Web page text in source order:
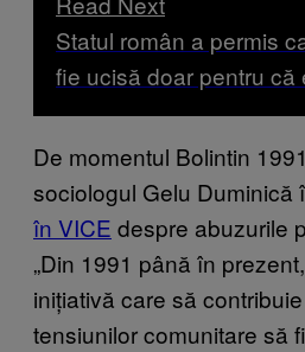
Statul român a permis
fie ucisă doar pentru că
De momentul Bolintin
sociologul Gelu Duminică
în VICE despre abuzurile
„Din 1991 până în
inițiativă care să
tensiunilor comunitare să